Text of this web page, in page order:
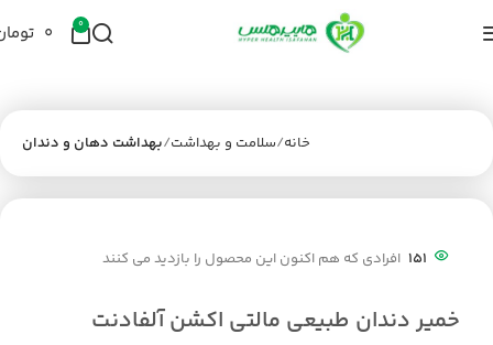
0 ۰
خانه سلامت و بهداشت بهداشت دهان و دندان
151 افرادی که هم اکنون این محصول را بازدید می کنند
خمیر دندان طبیعی مالتی اکشن آلفادنت